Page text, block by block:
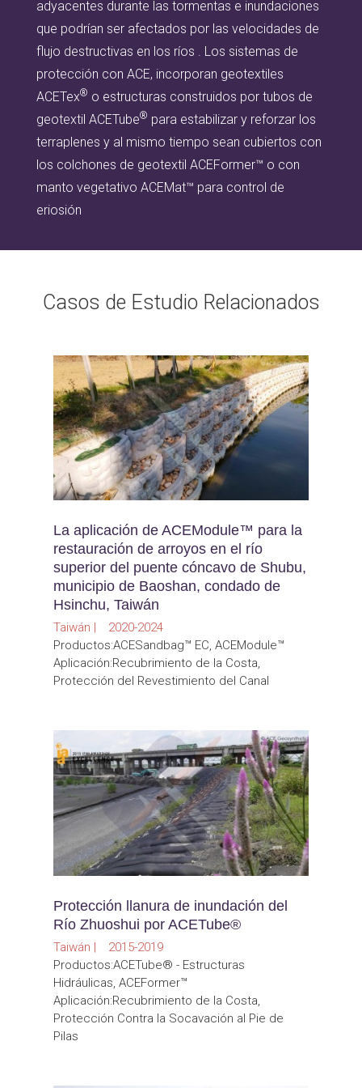
adyacentes durante las tormentas e inundaciones
que podrían ser afectados por las velocidades de
flujo destructivas en los ríos . Los sistemas de
protección con ACE, incorporan geotextiles
ACETex® o estructuras construidos por tubos de
geotextil ACETube® para estabilizar y reforzar los
terraplenes y al mismo tiempo sean cubiertos con
los colchones de geotextil ACEFormer™ o con
manto vegetativo ACEMat™ para control de
eriosión
Casos de Estudio Relacionados
La aplicación de ACEModule™ para la
restauración de arroyos en el río
superior del puente cóncavo de Shubu,
municipio de Baoshan, condado de
Hsinchu, Taiwán
Taiwán | 2020-2024
Productos:ACESandbag™ EC, ACEModule™
Aplicación:Recubrimiento de la Costa,
Protección del Revestimiento del Canal
Protección llanura de inundación del
Río Zhuoshui por ACETube®
Taiwán | 2015-2019
Productos:ACETube® - Estructuras
Hidráulicas, ACEFormer™
Aplicación:Recubrimiento de la Costa,
Protección Contra la Socavación al Pie de
Pilas